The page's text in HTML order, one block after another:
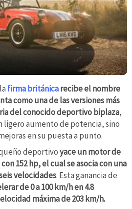
firma británicarecibe el nombre
como una de las versiones más
del conocido deportivo biplaza,
ligero aumento de potencia, sino
en su puesta a punto.
deportivoyace un motor de
152 hp, el cual se asocia con una
velocidades. Esta ganancia de
de 0 a 100 km/h en 4.8
máxima de 203 km/h.